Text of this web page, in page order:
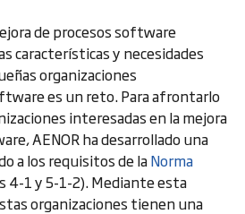
de procesos software
características y necesidades
organizaciones
es un reto. Para afrontarlo
interesadas en la mejora
AENOR ha desarrollado una
a los requisitos de laNorma
4-1 y 5-1-2). Mediante esta
organizaciones tienen una